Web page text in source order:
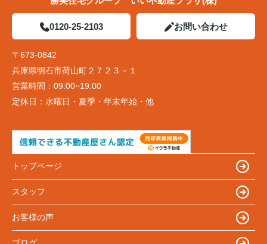
0120-25-2103 お問い合わせ
〒673-0842
兵庫県明石市荷山町２７２３－１
営業時間： 09:00~19:00
定休日： 水曜日・夏季・年末年始・他
トップページ
スタッフ
お客様の声